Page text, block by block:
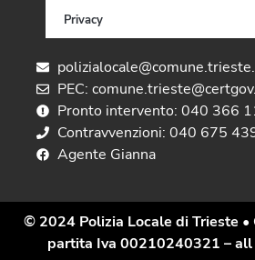
Privacy
PEC:
Pronto intervento: 040 366
Contravvenzioni: 040 675
Agente Gianna
© 2024 Polizia Locale di Trieste •
partita Iva 00210240321 –